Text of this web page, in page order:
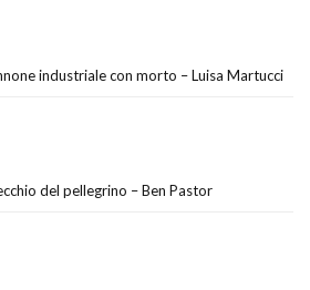
industriale con morto – Luisa Martucci
del pellegrino – Ben Pastor